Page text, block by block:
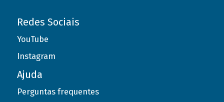
Redes Sociais
YouTube
Instagram
Ajuda
Perguntas frequentes